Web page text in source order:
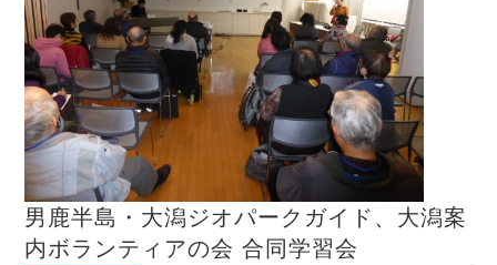
男鹿半島・大潟ジオパークガイド、大潟案
内ボランティアの会 合同学習会